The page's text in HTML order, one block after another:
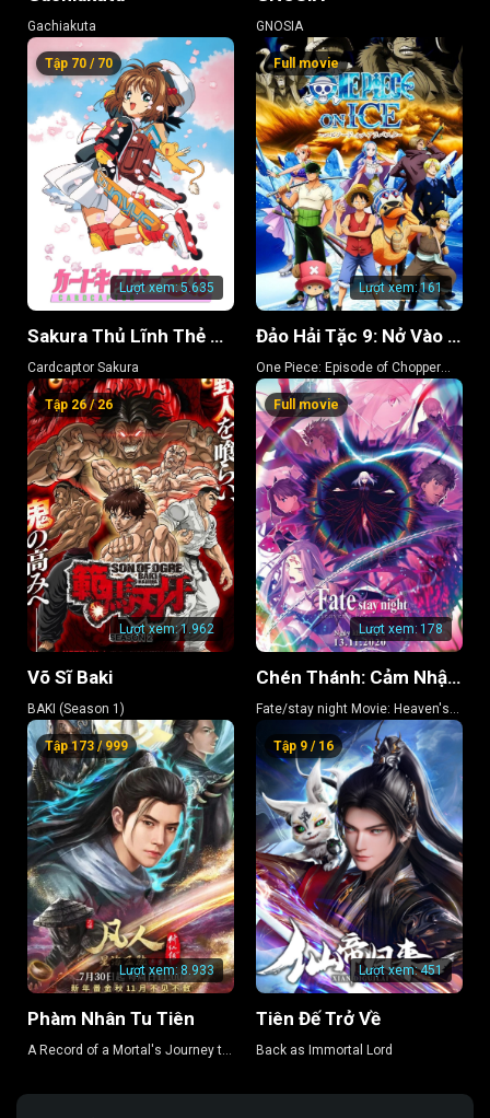
Gachiakuta GNOSIA
Lượt xem:5.635
Tập 70 / 70
Sakura Thủ Lĩnh Thẻ Bài
Cardcaptor Sakura
Lượt xem: 161
Full movie
Đảo Hải Tặc 9: Nở Vào Mùa Đông, Hoa Sakura Diệu Kỳ
One Piece: Episode of Chopper
Plus: Bloom in the Winter, Miracle
Cherry Blossom
Lượt xem:1.962
Tập 26 / 26
Võ Sĩ Baki
BAKI (Season 1)
Lượt xem:178
Full movie
Chén Thánh: Cảm Nhận Thiên Đường 3 – Khúc Xuân Ca
Fate/stay night Movie: Heaven's
Lượt xem:8.933
Tập 173 / 999
Phàm Nhân Tu Tiên
A Record of a Mortal's Journey to
Lượt xem:451
Tập 9 / 16
Tiên Đế Trở Về
Back as Immortal Lord